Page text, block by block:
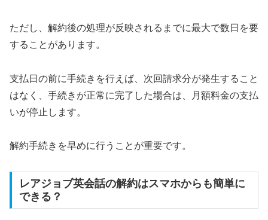
ただし、解約後の処理が反映されるまでに最大で数日を要
することがあります。
支払日の前に手続きを行えば、次回請求分が発生すること
はなく、手続きが正常に完了した場合は、月額料金の支払
いが停止します。
解約手続きを早めに行うことが重要です。
レアジョブ英会話の解約はスマホからも簡単に
できる？